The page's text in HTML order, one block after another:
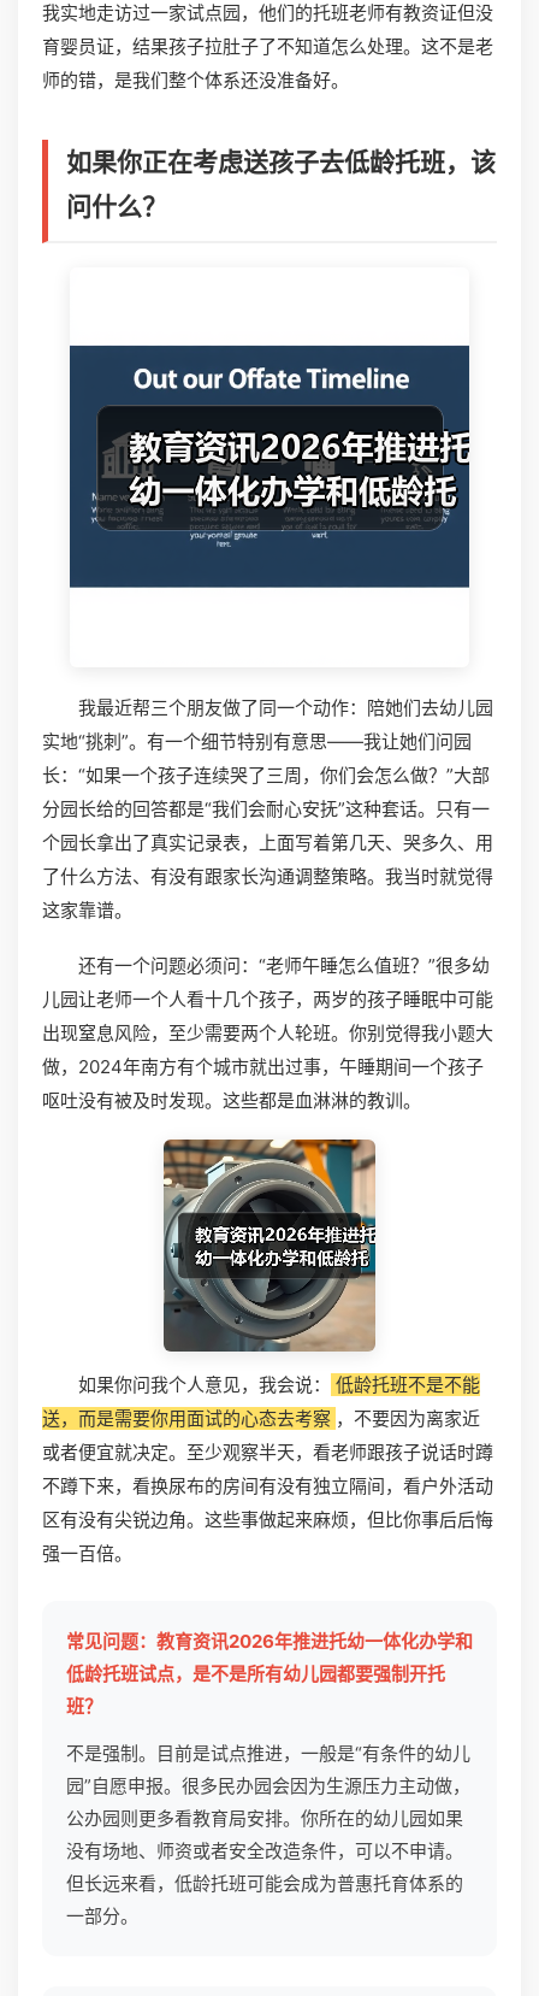
我实地走访过一家试点园，他们的托班老师有教资证但没
育婴员证，结果孩子拉肚子了不知道怎么处理。这不是老
师的错，是我们整个体系还没准备好。
如果你正在考虑送孩子去低龄托班，该
问什么？
我最近帮三个朋友做了同一个动作：陪她们去幼儿园
实地“挑刺”。有一个细节特别有意思——我让她们问园
长：“如果一个孩子连续哭了三周，你们会怎么做？”大部
分园长给的回答都是“我们会耐心安抚”这种套话。只有一
个园长拿出了真实记录表，上面写着第几天、哭多久、用
了什么方法、有没有跟家长沟通调整策略。我当时就觉得
这家靠谱。
还有一个问题必须问：“老师午睡怎么值班？”很多幼
儿园让老师一个人看十几个孩子，两岁的孩子睡眠中可能
出现窒息风险，至少需要两个人轮班。你别觉得我小题大
做，2024年南方有个城市就出过事，午睡期间一个孩子
呕吐没有被及时发现。这些都是血淋淋的教训。
如果你问我个人意见，我会说：
低龄托班不是不能
送，而是需要你用面试的心态去考察 ，不要因为离家近
或者便宜就决定。至少观察半天，看老师跟孩子说话时蹲
不蹲下来，看换尿布的房间有没有独立隔间，看户外活动
区有没有尖锐边角。这些事做起来麻烦，但比你事后后悔
强一百倍。
常见问题：教育资讯2026年推进托幼一体化办学和
低龄托班试点，是不是所有幼儿园都要强制开托
班？
不是强制。目前是试点推进，一般是“有条件的幼儿
园”自愿申报。很多民办园会因为生源压力主动做，
公办园则更多看教育局安排。你所在的幼儿园如果
没有场地、师资或者安全改造条件，可以不申请。
但长远来看，低龄托班可能会成为普惠托育体系的
一部分。